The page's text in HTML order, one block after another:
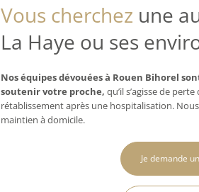
Vous cherchez une
La Haye ou ses
Nos équipes dévouées à Rouen Bihorel
soutenir votre proche, qu’il s’agisse de
rétablissement après une hospitalisation.
maintien à domicile.
Je demande